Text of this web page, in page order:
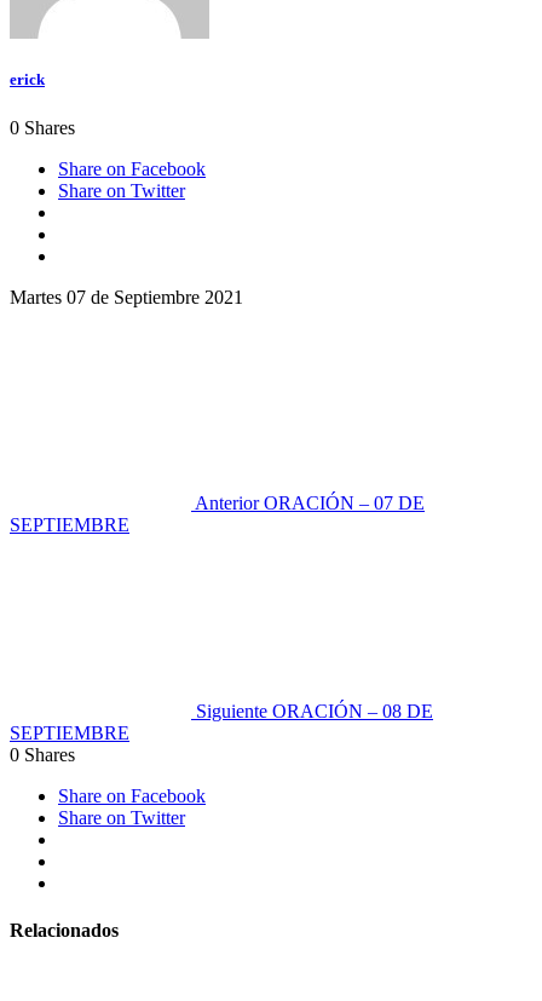
erick
0 Shares
Share on Facebook
Share on Twitter
Martes 07 de Septiembre 2021
Anterior ORACIÓN – 07 DE
SEPTIEMBRE
Siguiente ORACIÓN – 08 DE
SEPTIEMBRE
0 Shares
Share on Facebook
Share on Twitter
Relacionados